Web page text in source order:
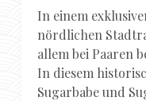
In einem
nördlichen
allem bei Paaren
In diesem
Sugarbabe und